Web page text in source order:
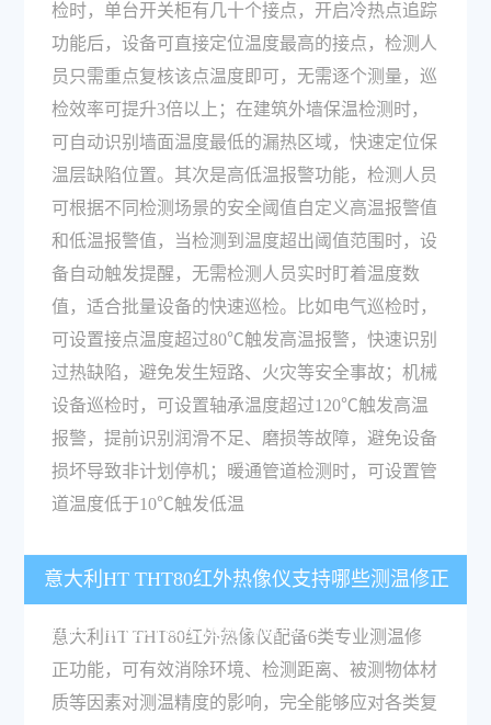
检时，单台开关柜有几十个接点，开启冷热点追踪
功能后，设备可直接定位温度最高的接点，检测人
员只需重点复核该点温度即可，无需逐个测量，巡
检效率可提升3倍以上；在建筑外墙保温检测时，
可自动识别墙面温度最低的漏热区域，快速定位保
温层缺陷位置。其次是高低温报警功能，检测人员
可根据不同检测场景的安全阈值自定义高温报警值
和低温报警值，当检测到温度超出阈值范围时，设
备自动触发提醒，无需检测人员实时盯着温度数
值，适合批量设备的快速巡检。比如电气巡检时，
可设置接点温度超过80℃触发高温报警，快速识别
过热缺陷，避免发生短路、火灾等安全事故；机械
设备巡检时，可设置轴承温度超过120℃触发高温
报警，提前识别润滑不足、磨损等故障，避免设备
损坏导致非计划停机；暖通管道检测时，可设置管
道温度低于10℃触发低温
意大利HT THT80红外热像仪支持哪些测温修正
功能，能应对复杂检测场景吗？
意大利HT THT80红外热像仪配备6类专业测温修
正功能，可有效消除环境、检测距离、被测物体材
质等因素对测温精度的影响，完全能够应对各类复